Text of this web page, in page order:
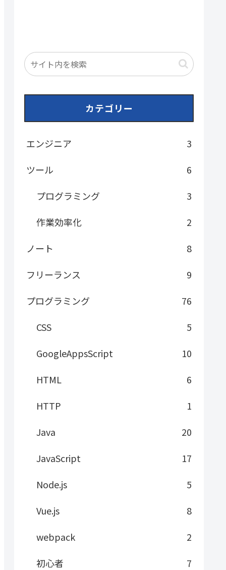
カテゴリー
エンジニア
3
ツール
6
プログラミング
3
作業効率化
2
ノート
8
フリーランス
9
プログラミング
76
CSS
5
GoogleAppsScript
10
HTML
6
HTTP
1
Java
20
JavaScript
17
Node.js
5
Vue.js
8
webpack
2
初心者
7